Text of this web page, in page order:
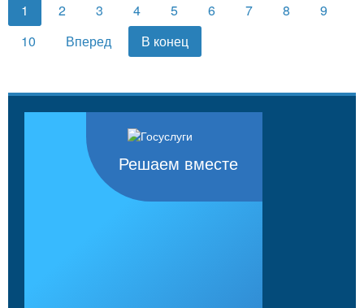
1 2 3 4 5 6 7 8
9
10
Вперед В конец
Решаем вместе